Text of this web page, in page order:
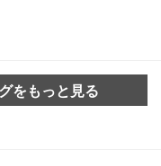
をもっと見る